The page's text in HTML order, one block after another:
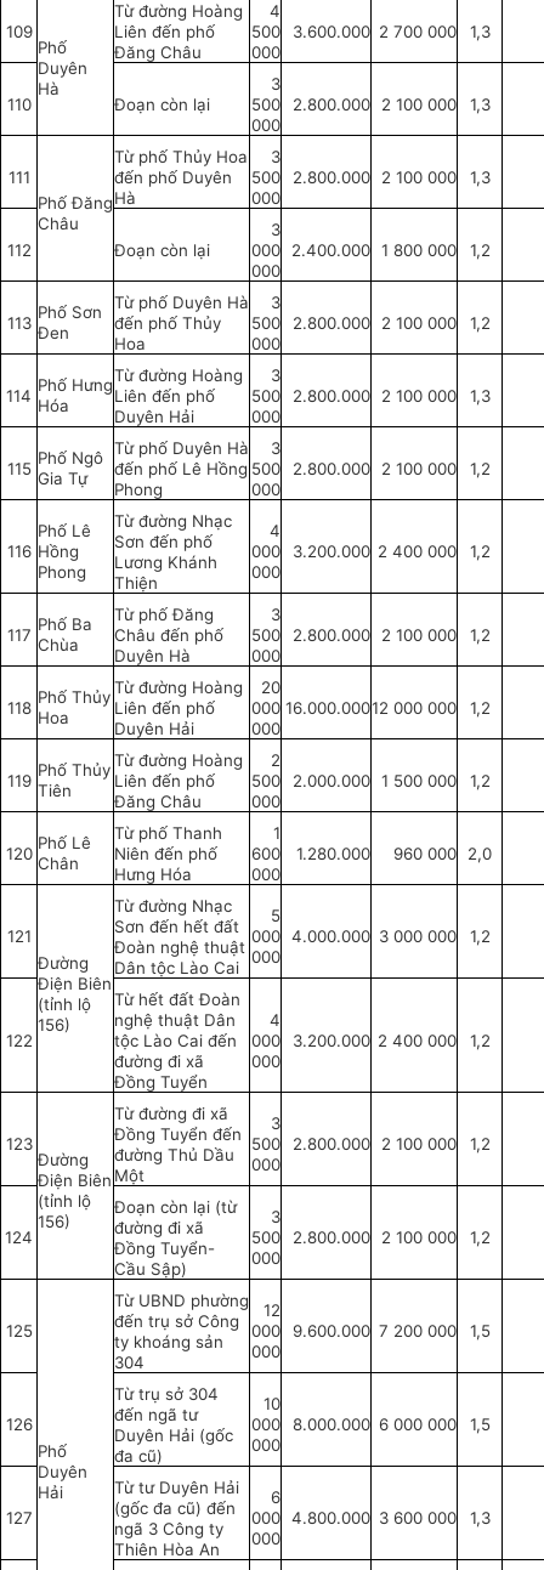
109
Phố
Duyên
Hà
Từ đường Hoàng
Liên đến phố
Đăng Châu
4
500
000
3.600.000 2 700 000 1,3
110 Đoạn còn lại
3
500
000
2.800.000 2 100 000 1,3
111
Phố Đăng
Châu
Từ phố Thủy Hoa
đến phố Duyên
Hà
3
500
000
2.800.000 2 100 000 1,3
112 Đoạn còn lại
3
000
000
2.400.000 1 800 000 1,2
113
Phố Sơn
Đen
Từ phố Duyên Hà
đến phố Thủy
Hoa
3
500
000
2.800.000 2 100 000 1,2
114
Phố Hưng
Hóa
Từ đường Hoàng
Liên đến phố
Duyên Hải
3
500
000
2.800.000 2 100 000 1,3
115
Phố Ngô
Gia Tự
Từ phố Duyên Hà
đến phố Lê Hồng
Phong
3
500
000
2.800.000 2 100 000 1,2
116
Phố Lê
Hồng
Phong
Từ đường Nhạc
Sơn đến phố
Lương Khánh
Thiện
4
000
000
3.200.000 2 400 000 1,2
117
Phố Ba
Chùa
Từ phố Đăng
Châu đến phố
Duyên Hà
3
500
000
2.800.000 2 100 000 1,2
118
Phố Thủy
Hoa
Từ đường Hoàng
Liên đến phố
Duyên Hải
20
000
000
16.000.00012 000 000 1,2
119
Phố Thủy
Tiên
Từ đường Hoàng
Liên đến phố
Đăng Châu
2
500
000
2.000.000 1 500 000 1,2
120
Phố Lê
Chân
Từ phố Thanh
Niên đến phố
Hưng Hóa
1
600
000
1.280.000 960 000 2,0
121
Đường
Điện Biên
(tỉnh lộ
156)
Từ đường Nhạc
Sơn đến hết đất
Đoàn nghệ thuật
Dân tộc Lào Cai
5
000
000
4.000.000 3 000 000 1,2
122
Từ hết đất Đoàn
nghệ thuật Dân
tộc Lào Cai đến
đường đi xã
Đồng Tuyển
4
000
000
3.200.000 2 400 000 1,2
123
Đường
Điện Biên
(tỉnh lộ
156)
Từ đường đi xã
Đồng Tuyển đến
đường Thủ Dầu
Một
3
500
000
2.800.000 2 100 000 1,2
124
Đoạn còn lại (từ
đường đi xã
Đồng Tuyển-
Cầu Sập)
3
500
000
2.800.000 2 100 000 1,2
125
Phố
Duyên
Hải
Từ UBND phường
đến trụ sở Công
ty khoáng sản
304
12
000
000
9.600.000 7 200 000 1,5
126
Từ trụ sở 304
đến ngã tư
Duyên Hải (gốc
đa cũ)
10
000
000
8.000.000 6 000 000 1,5
127
Từ tư Duyên Hải
(gốc đa cũ) đến
ngã 3 Công ty
Thiên Hòa An
6
000
000
4.800.000 3 600 000 1,3